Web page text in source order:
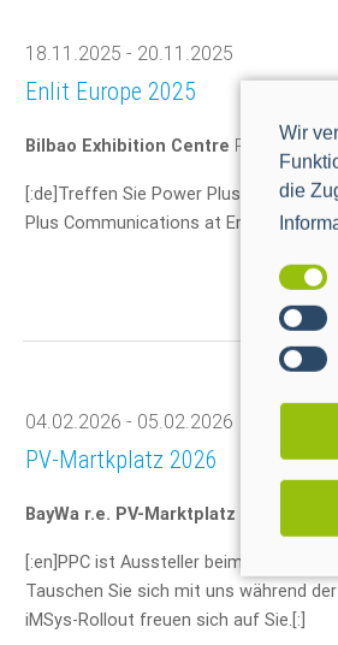
Wir
die
18.11.2025 - 20.11.2025
Enlit Europe 2025
Bilbao Exhibition Centre Ronda de
[:de]Treffen Sie Power Plus
Plus Communications at Enlit Europe
04.02.2026 - 05.02.2026
PV-Martkplatz 2026
BayWa r.e. PV-Marktplatz in Tübingen
[:en]PPC ist Aussteller beim digitalen
Tauschen Sie sich mit uns während
iMSys-Rollout freuen sich auf Sie.[:]